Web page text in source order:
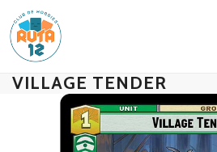
VILLAGE TENDER